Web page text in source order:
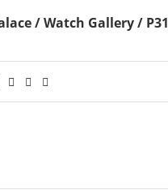
/ Watch Gallery / P31